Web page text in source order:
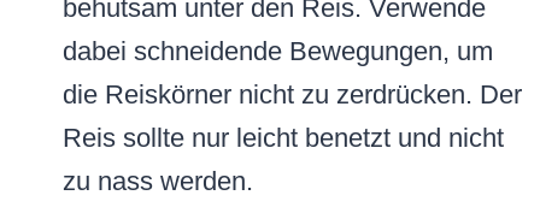
behutsam unter den Reis. Verwende
dabei schneidende Bewegungen, um
die Reiskörner nicht zu zerdrücken. Der
Reis sollte nur leicht benetzt und nicht
zu nass werden.